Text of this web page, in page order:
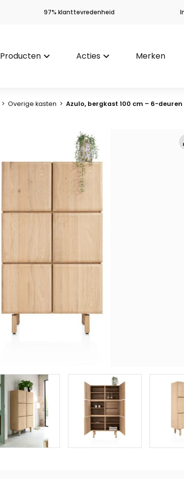
97% klanttevredenheid
Producten keyboard_arrow_down Acties keyboard_arrow_down Merken
> Overige kasten > Azulo, bergkast 100 cm – 6-